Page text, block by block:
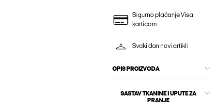
Sigurno plaćanje Visa
karticom
Svaki dan novi artikli
OPIS PROIZVODA
SASTAV TKANINE I UPUTE ZA
PRANJE